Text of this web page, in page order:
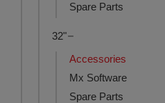
Spare Parts
32"
Accessories
Mx Software
Spare Parts